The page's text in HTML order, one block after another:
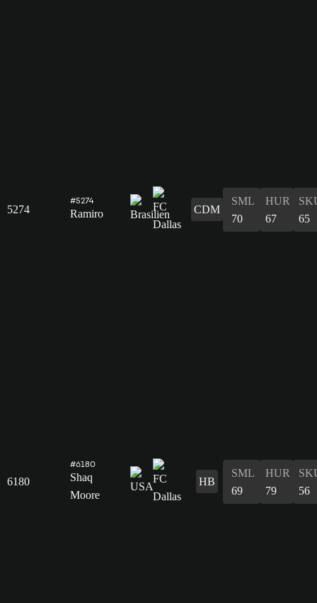
5274
#5274
Ramiro CDM
SML
70
HUR
67
65
6180
#6180
Shaq
Moore
HB
SML
69
HUR
79
56